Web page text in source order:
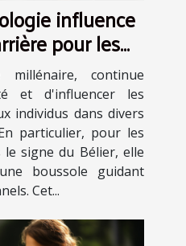
influence
pour les
millénaire, continue
et d'influencer les
individus dans divers
particulier, pour les
signe du Bélier, elle
boussole guidant
Cet...